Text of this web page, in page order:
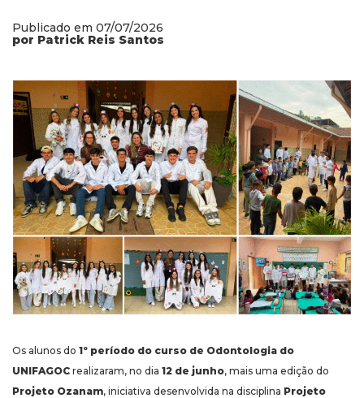
Publicado em 07/07/2026
por Patrick Reis Santos
Os alunos do 1º período do curso de Odontologia do
UNIFAGOC realizaram, no dia 12 de junho, mais uma edição do
Projeto Ozanam, iniciativa desenvolvida na disciplina Projeto